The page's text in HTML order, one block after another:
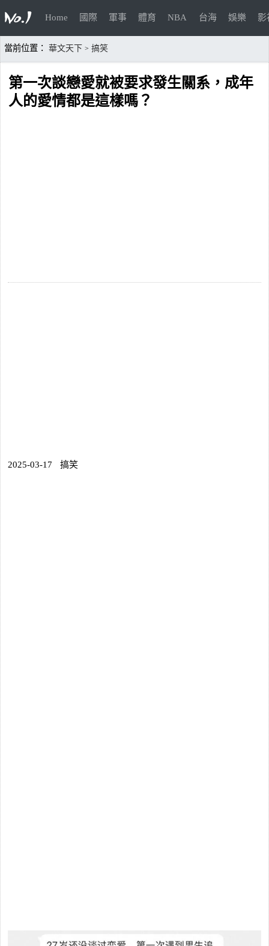
Home 國際 軍事 體育 NBA 台海 娛樂 影
當前位置： 華文天下 > 搞笑
第一次談戀愛就被要求發生關系，成年
人的愛情都是這樣嗎？
2025-03-17 搞笑